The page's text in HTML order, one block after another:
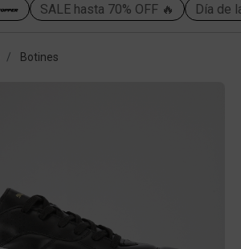
SALE hasta 70% OFF 🔥 Día de
Botines